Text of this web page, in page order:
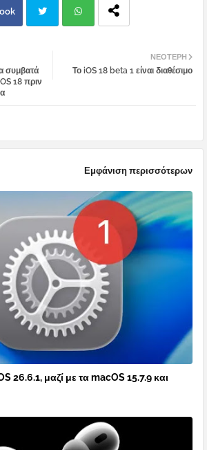
tter atsa
ΝΕΌΤΕΡΗ
Το iOS 18 beta 1 είναι διαθέσιμο
συμβατά
18 πριν
Εμφάνιση περισσότερων
26.6.1, μαζί με τα macOS 15.7.9 και